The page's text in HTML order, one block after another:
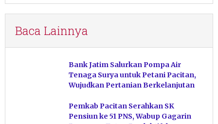
Baca Lainnya
Bank Jatim Salurkan Pompa Air
Tenaga Surya untuk Petani Pacitan,
Wujudkan Pertanian Berkelanjutan
Pemkab Pacitan Serahkan SK
Pensiun ke 51 PNS, Wabup Gagarin